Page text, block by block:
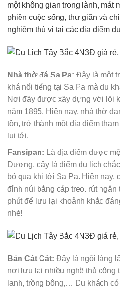
một không gian trong lành, mát
phiền cuộc sống, thư giãn và
nghiệm thú vị tại các địa điểm
Nhà thờ đá Sa Pa: Đây là một
khá nổi tiếng tại Sa Pa mà du
Nơi đây được xây dựng với lối
năm 1895. Hiện nay, nhà thờ
tồn, trở thành một địa điểm
lui tới.
Fansipan: Là địa điểm được
Dương, đây là điểm du lịch
bỏ qua khi tới Sa Pa. Hiện nay,
đỉnh núi bằng cáp treo, rút
phút để lưu lại khoảnh khắc
nhé!
Bản Cát Cát: Đây là ngôi làng
nơi lưu lại nhiều nghề thủ công
lanh, trồng bông,… Du khách